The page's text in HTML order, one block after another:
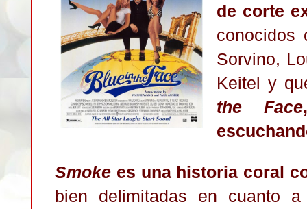
de corte
conocidos
Sorvino,
Keitel y
the Face
Smoke es una historia coral
bien delimitadas en cuanto